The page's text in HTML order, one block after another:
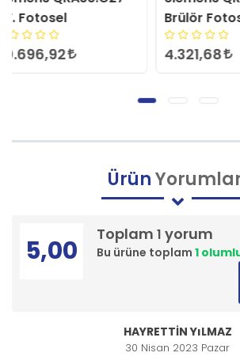
Brülör Fotosel
4.321,68
Ürün
Toplam 1 yorum
Bu ürüne toplam 1
5,00
HAYRETTİN YıLMAZ
30 Nisan 2023 Pazar